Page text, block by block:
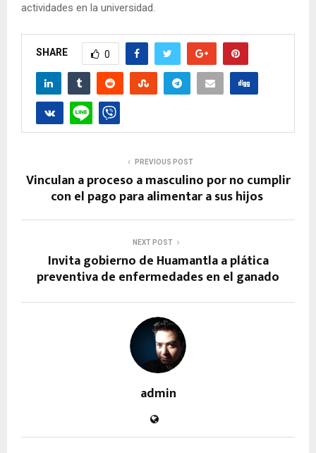
actividades en la universidad.
SHARE 0
PREVIOUS POST
Vinculan a proceso a masculino por no cumplir
con el pago para alimentar a sus hijos
NEXT POST
Invita gobierno de Huamantla a plática
preventiva de enfermedades en el ganado
admin